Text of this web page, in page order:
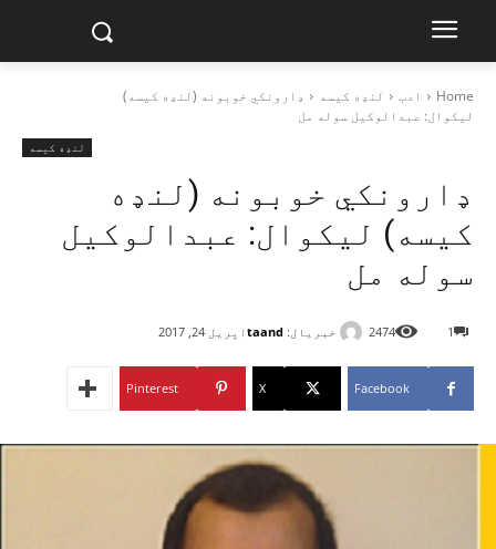
Home ادب لنډه کیسه
ډارونکي خوبونه (لنډه کیسه)
لیکوال: عبدالوکیل سوله مل
لنډه کیسه
ډارونکي خوبونه (لنډه
کیسه) لیکوال: عبدالوکیل
سوله مل
خبریال: taand اپریل 24, 2017 1
2474
Facebook
X
Pinterest